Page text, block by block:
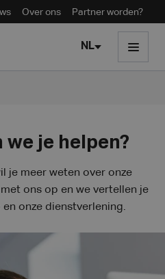
Over ons Partner worden?
NL
we je helpen?
je meer weten over onze
ons op en we vertellen je
en onze dienstverlening.